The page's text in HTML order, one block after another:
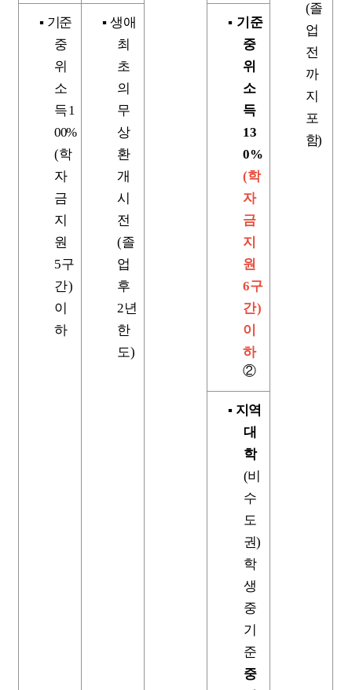
(졸
업
전
까
지
포
함)
▪ 기준
중
위
소
득1
00%
(학
자
금
지
원
5구
간)
이
하
▪ 생애
최
초
의
무
상
환
개
시
전
(졸
업
후
2년
한
도)
▪ 기준
중
위
소
득
13
0%
(학
자
금
지
원
6구
간)
이
하
②
▪ 지역
대
학
(비
수
도
권)
학
생
중
기
준
중